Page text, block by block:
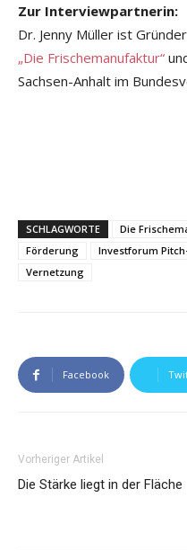
Zur Interviewpartnerin:
Dr. Jenny Müller ist
„Die Frischemanufaktur“
Sachsen-Anhalt im
SCHLAGWORTE Die
Förderung
Investforum
Vernetzung
Facebook
Vorheriger Artikel
Die Stärke liegt in der Fläche